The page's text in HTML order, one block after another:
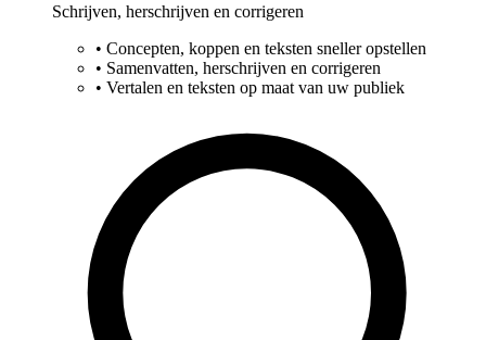
Schrijven, herschrijven en corrigeren
• Concepten, koppen en teksten sneller opstellen
• Samenvatten, herschrijven en corrigeren
• Vertalen en teksten op maat van uw publiek